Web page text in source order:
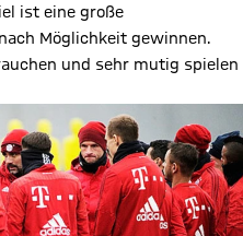
ist eine große
Möglichkeit gewinnen.
und sehr mutig spielen